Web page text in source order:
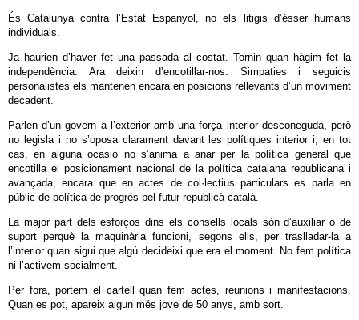
És Catalunya contra l’Estat Espanyol, no els litigis d’ésser humans
individuals.
Ja haurien d’haver fet una passada al costat. Tornin quan hàgim fet la
independència. Ara deixin d’encotillar-nos. Simpaties i seguicis
personalistes els mantenen encara en posicions rellevants d’un moviment
decadent.
Parlen d’un govern a l’exterior amb una força interior desconeguda, però
no legisla i no s’oposa clarament davant les polítiques interior i, en tot
cas, en alguna ocasió no s’anima a anar per la política general que
encotilla el posicionament nacional de la política catalana republicana i
avançada, encara que en actes de col·lectius particulars es parla en
públic de política de progrés pel futur republicà català.
La major part dels esforços dins els consells locals són d’auxiliar o de
suport perquè la maquinària funcioni, segons ells, per traslladar-la a
l’interior quan sigui que algú decideixi que era el moment. No fem política
ni l’activem socialment.
Per fora, portem el cartell quan fem actes, reunions i manifestacions.
Quan es pot, apareix algun més jove de 50 anys, amb sort.